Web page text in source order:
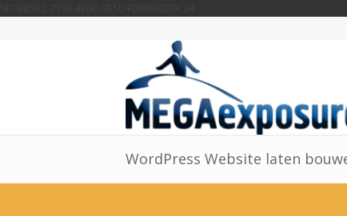
WordPress Website laten